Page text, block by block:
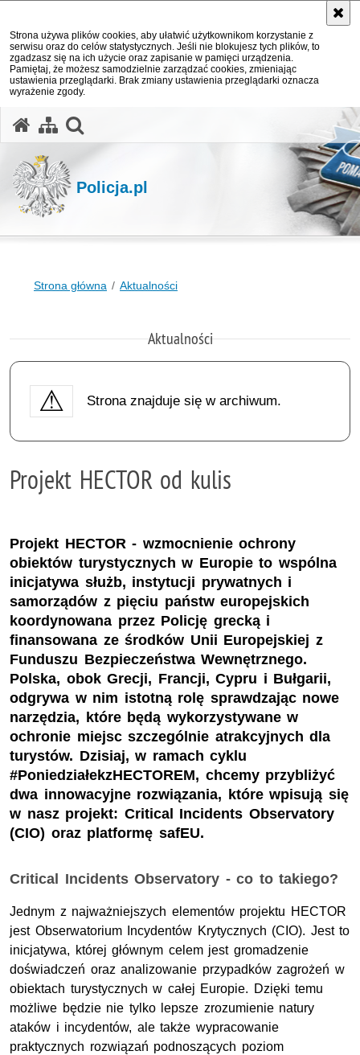
Strona używa plików cookies, aby ułatwić użytkownikom korzystanie z
serwisu oraz do celów statystycznych. Jeśli nie blokujesz tych plików, to
zgadzasz się na ich użycie oraz zapisanie w pamięci urządzenia.
Pamiętaj, że możesz samodzielnie zarządzać cookies, zmieniając
ustawienia przeglądarki. Brak zmiany ustawienia przeglądarki oznacza
wyrażenie zgody.
Policja.pl
Strona główna Aktualności
Aktualności
Strona znajduje się w archiwum.
Projekt HECTOR od kulis
Projekt HECTOR - wzmocnienie ochrony
obiektów turystycznych w Europie to wspólna
inicjatywa służb, instytucji prywatnych i
samorządów z pięciu państw europejskich
koordynowana przez Policję grecką i
finansowana ze środków Unii Europejskiej z
Funduszu Bezpieczeństwa Wewnętrznego.
Polska, obok Grecji, Francji, Cypru i Bułgarii,
odgrywa w nim istotną rolę sprawdzając nowe
narzędzia, które będą wykorzystywane w
ochronie miejsc szczególnie atrakcyjnych dla
turystów. Dzisiaj, w ramach cyklu
#PoniedziałekzHECTOREM, chcemy przybliżyć
dwa innowacyjne rozwiązania, które wpisują się
w nasz projekt: Critical Incidents Observatory
(CIO) oraz platformę safEU.
Critical Incidents Observatory - co to takiego?
Jednym z najważniejszych elementów projektu HECTOR
jest Obserwatorium Incydentów Krytycznych (CIO). Jest to
inicjatywa, której głównym celem jest gromadzenie
doświadczeń oraz analizowanie przypadków zagrożeń w
obiektach turystycznych w całej Europie. Dzięki temu
możliwe będzie nie tylko lepsze zrozumienie natury
ataków i incydentów, ale także wypracowanie
praktycznych rozwiązań podnoszących poziom